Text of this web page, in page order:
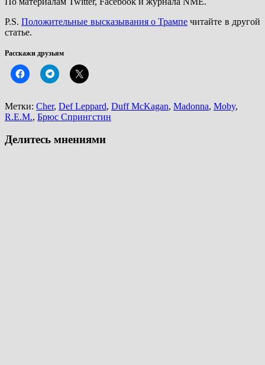
P.S.Положительные высказывания о Трампе читайте в другой
статье.
Расскажи друзьям
Метки: Cher, Def Leppard, Duff McKagan, Madonna, Moby,
R.E.M., Брюс Спрингстин
Делитесь мнениями